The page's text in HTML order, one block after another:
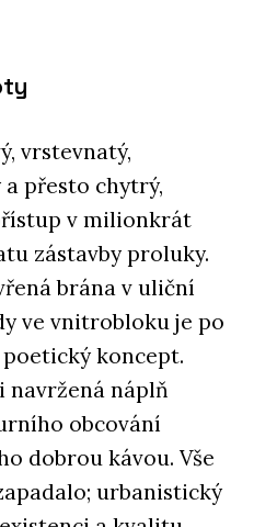
vrstevnatý,
přesto chytrý,
v milionkrát
zástavby proluky.
brána v uliční
ve vnitrobloku je po
koncept.
navržená náplň
obcování
dobrou kávou. Vše
urbanistický